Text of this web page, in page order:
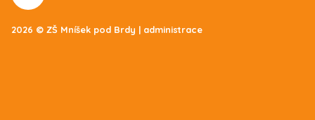
2026 © ZŠ Mníšek pod Brdy | administrace